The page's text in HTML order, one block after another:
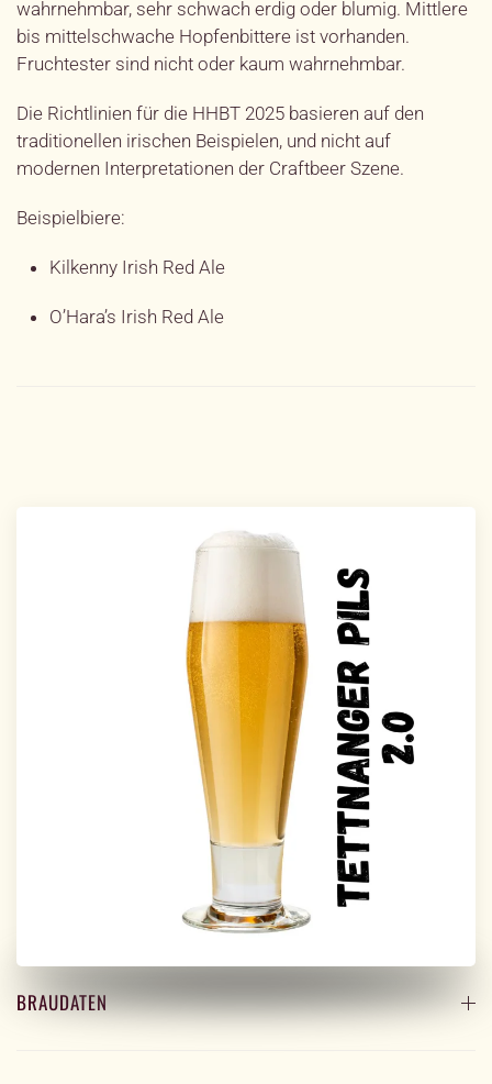
wahrnehmbar, sehr schwach erdig oder blumig. Mittlere
bis mittelschwache Hopfenbittere ist vorhanden.
Fruchtester sind nicht oder kaum wahrnehmbar.
Die Richtlinien für die HHBT 2025 basieren auf den
traditionellen irischen Beispielen, und nicht auf
modernen Interpretationen der Craftbeer Szene.
Beispielbiere:
Kilkenny Irish Red Ale
O’Hara’s Irish Red Ale
BRAUDATEN